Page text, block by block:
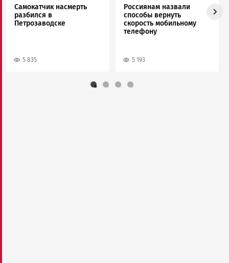
Самокатчик насмерть
разбился в
Петрозаводске
5 835
Россиянам назвали
способы вернуть
скорость мобильному
телефону
5 193